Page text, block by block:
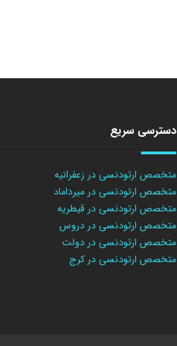
دسترسی سریع
متخصص ارتودنسی در زعفرانیه
متخصص ارتودنسی در میرداماد
متخصص ارتودنسی در قیطریه
متخصص ارتودنسی در دروس
متخصص ارتودنسی در دولت
متخصص ارتودنسی در کرج